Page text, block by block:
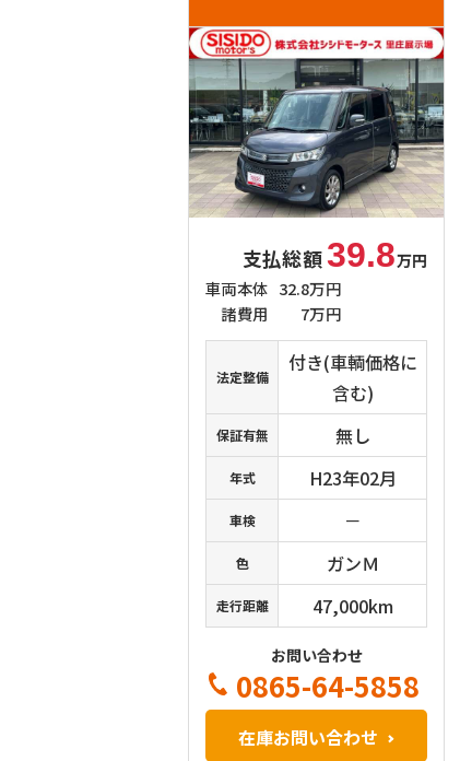
支払総額39.8万円
車両本体 32.8万円
諸費用
7万円
法定整備
付き(車輌価格に
含む)
保証有無 無し
年式 H23年02月
車検 －
色 ガンＭ
走行距離 47,000km
お問い合わせ
0865-64-5858
在庫お問い合わせ